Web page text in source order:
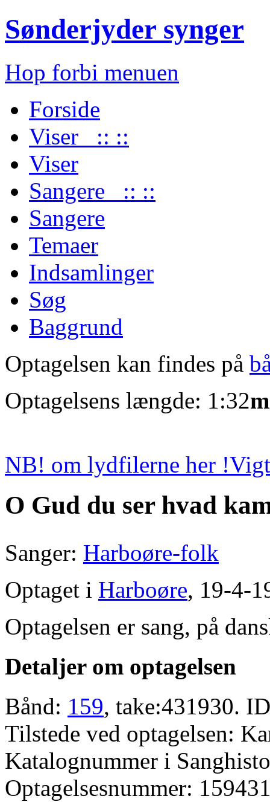
Sønderjyder synger
Hop forbi menuen
Forside
Viser :: ::
Viser
Sangere :: ::
Sangere
Temaer
Indsamlinger
Søg
Baggrund
Optagelsen kan findes på
Optagelsens længde: 1:32
NB! om lydfilerne her !
O Gud du ser hvad
Sanger: Harboøre-folk
Optaget i Harboøre, 19-4-
Optagelsen er sang, på
Detaljer om optagelsen
Bånd: 159, take:431930.
Tilstede ved optagelsen:
Katalognummer i
Optagelsesnummer: